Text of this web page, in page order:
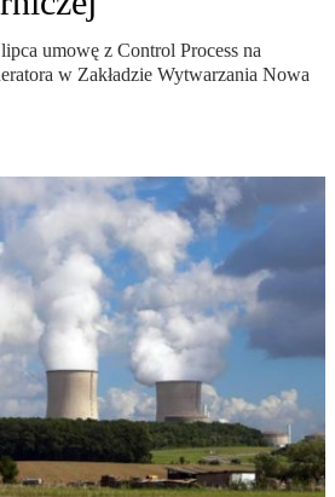
umowę z Control Process na
w Zakładzie Wytwarzania Nowa